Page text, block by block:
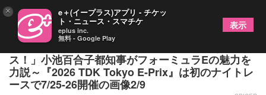
「夜の東京を走り抜けるエキサイティングなレー
ス！」小池百合子都知事がフォーミュラEの魅力を
力説～『2026 TDK Tokyo E-Prix』は初のナイトレ
ースで7/25-26開催の画像2/9
× e＋(イープラス)アプリ - チケッ
ト・ニュース・スマチケ
eplus inc.
無料 - Google Play
表示